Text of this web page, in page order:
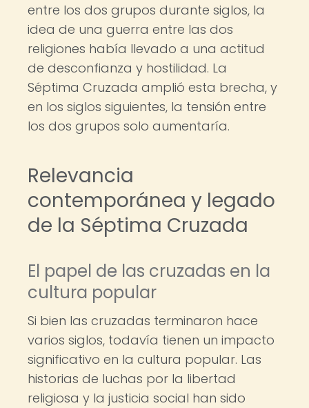
entre los dos grupos durante siglos, la
idea de una guerra entre las dos
religiones había llevado a una actitud
de desconfianza y hostilidad. La
Séptima Cruzada amplió esta brecha, y
en los siglos siguientes, la tensión entre
los dos grupos solo aumentaría.
Relevancia
contemporánea y legado
de la Séptima Cruzada
El papel de las cruzadas en la
cultura popular
Si bien las cruzadas terminaron hace
varios siglos, todavía tienen un impacto
significativo en la cultura popular. Las
historias de luchas por la libertad
religiosa y la justicia social han sido